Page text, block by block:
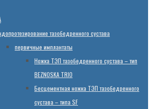
тазобедренного сустава
первичные имплантаты
Ножка ТЭП тазобедренного сустава – тип
BEZNOSKA TRIO
Бесцементная ножка ТЭП тазобедренного
сустава – типа SF